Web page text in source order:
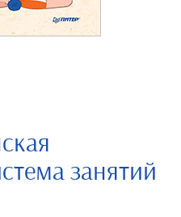
занятий